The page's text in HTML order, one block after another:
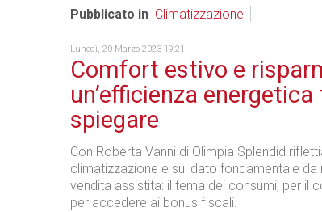
Pubblicato in Climatizzazione
Lunedì, 20 Marzo 2023 19:21
Comfort estivo e
un’efficienza
spiegare
Con Roberta Vanni di Olimpia Splendid
climatizzazione e sul dato fondamentale da
vendita assistita: il tema dei consumi, per il
per accedere ai bonus fiscali.